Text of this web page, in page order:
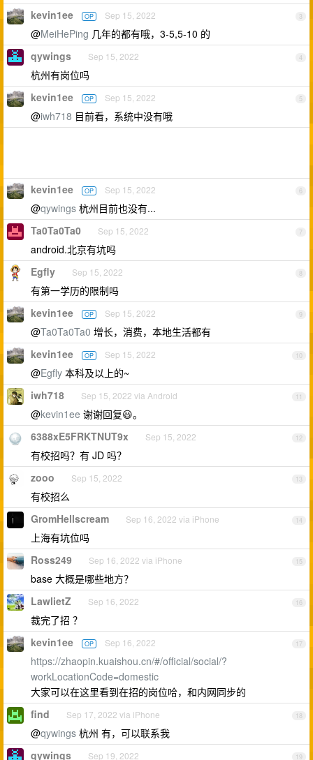
3
kevin1ee OP Sep 15, 2022
@MeiHePing 几年的都有哦，3-5,5-10 的
4
qywings Sep 15, 2022
杭州有岗位吗
5
kevin1ee OP Sep 15, 2022
@iwh718 目前看，系统中没有哦
6
kevin1ee OP Sep 15, 2022
@qywings 杭州目前也没有...
7
Ta0Ta0Ta0 Sep 15, 2022
android.北京有坑吗
8
Egfly Sep 15, 2022
有第一学历的限制吗
9
kevin1ee OP Sep 15, 2022
@Ta0Ta0Ta0 增长，消费，本地生活都有
10
kevin1ee OP Sep 15, 2022
@Egfly 本科及以上的~
11
iwh718 Sep 15, 2022 via Android
@kevin1ee 谢谢回复😃。
12
6388xE5FRKTNUT9x Sep 15, 2022
有校招吗？有 JD 吗？
13
zooo Sep 15, 2022
有校招么
14
GromHellscream Sep 16, 2022 via iPhone
上海有坑位吗
15
Ross249 Sep 16, 2022 via iPhone
base 大概是哪些地方？
16
LawlietZ Sep 16, 2022
裁完了招 ？
17
kevin1ee OP Sep 16, 2022
https://zhaopin.kuaishou.cn/#/official/social/?
workLocationCode=domestic
大家可以在这里看到在招的岗位哈，和内网同步的
18
find Sep 17, 2022 via iPhone
@qywings 杭州 有，可以联系我
19
qywings Sep 19, 2022